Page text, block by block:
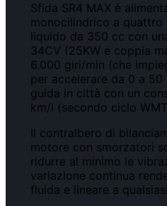
Sfida SR4 MAX è
monocilindrico a
liquido da 350 cc con
34CV (25KW e coppia
6.000 giri/min (che
per accelerare da 0 a
guida in città con un
km/l (secondo ciclo
Il contralbero di
motore con smorzatori
ridurre al minimo le
variazione continua
fluida e lineare a